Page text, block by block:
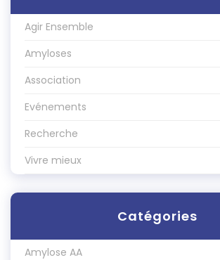
Agir Ensemble
Amyloses
Association
Evénements
Recherche
Vivre mieux
Catégories
Amylose AA